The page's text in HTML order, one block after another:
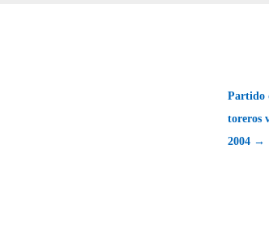
Partido
toreros
2004 →